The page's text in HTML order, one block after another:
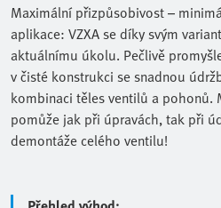
Maximální přizpůsobivost –
aplikace: VZXA se díky svým
aktuálnímu úkolu. Pečlivě
v čisté konstrukci se snadnou
kombinaci těles ventilů a pohonů.
pomůže jak při úpravách, tak při
demontáže celého ventilu!